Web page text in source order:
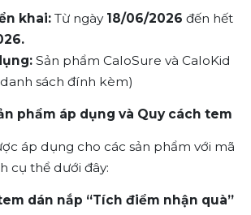
khai: Từ ngày 18/06/2026 đến hết
Sản phẩm CaloSure và CaloKid
sách đính kèm)
phẩm áp dụng và Quy cách tem
áp dụng cho các sản phẩm với mã
cụ thể dưới đây:
dán nắp “Tích điểm nhận quà”